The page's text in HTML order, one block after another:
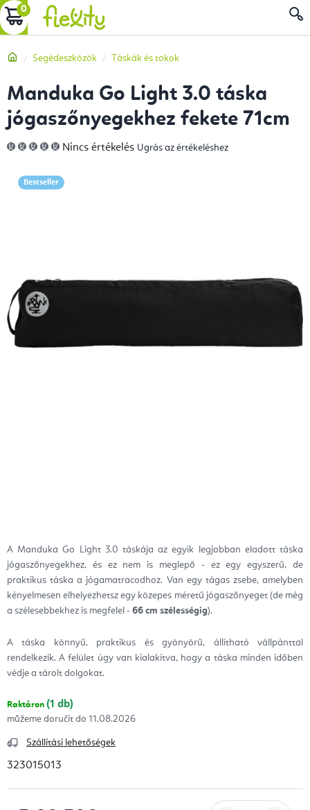
Ugrás
a
tartalomhoz
KOSÁR
Kezdőlap
Segédeszközök Táskák és tokok
A Manduka Go Light 3.0 táskája az egyik legjobban eladott táska
jógaszőnyegekhez, és ez nem is meglepő - ez egy egyszerű, de
praktikus táska a jógamatracodhoz. Van egy tágas zsebe, amelyben
kényelmesen elhelyezhetsz egy közepes méretű jógaszőnyeget (de még
a szélesebbekhez is megfelel - 66 cm szélességig).
A táska könnyű, praktikus és gyönyörű, állítható vállpánttal
rendelkezik. A felület úgy van kialakítva, hogy a táska minden időben
védje a tárolt dolgokat.
Raktáron (1 db)
11.08.2026
Szállítási lehetőségek
323015013
Manduka Go Light 3.0 táska
jógaszőnyegekhez fekete 71cm
A
termék
5-
ből
Nincs értékelés Ugrás az értékeléshez
Bestseller